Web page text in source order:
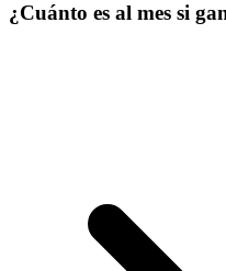
¿Cuánto es al mes si